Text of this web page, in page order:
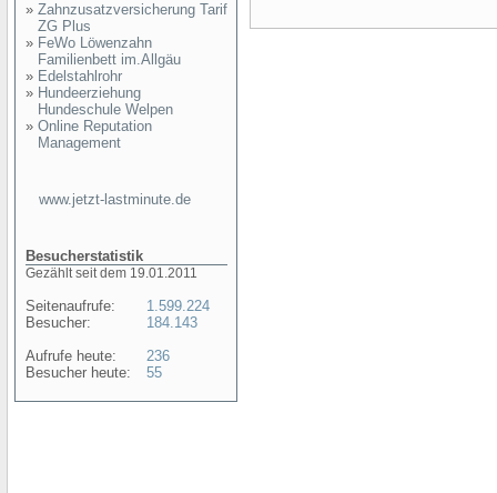
» Zahnzusatzversicherung Tarif
ZG Plus
» FeWo Löwenzahn
Familienbett im.Allgäu
» Edelstahlrohr
» Hundeerziehung
Hundeschule Welpen
» Online Reputation
Management
www.jetzt-lastminute.de
Besucherstatistik
Gezählt seit dem 19.01.2011
Seitenaufrufe:
Besucher:
Aufrufe heute:
Besucher heute:
1.599.224
184.143
236
55